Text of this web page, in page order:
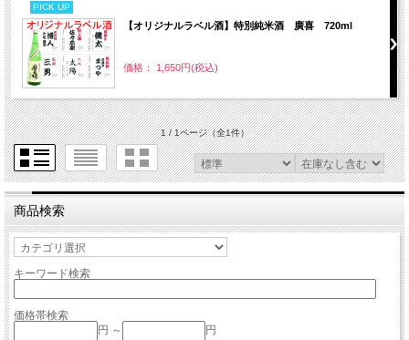
PICK UP
【オリジナルラベル酒】特別純米酒 廣喜 720ml
価格： 1,650円(税込)
1 / 1ページ（全1件）
商品検索
キーワード検索
価格帯検索
円 ～
円